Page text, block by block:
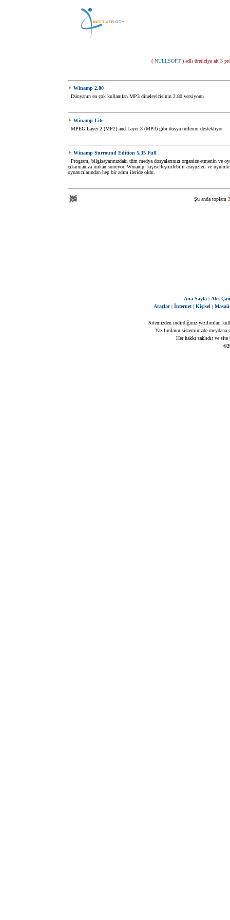
( NULLSOFT) adlı üreticiye ait 3
Winamp 2.80
Dünyanın en çok kullanılan MP3 dineleyicisinin 2.80 versiyonu
Winamp Lite
MPEG Layer 2 (MP2) and Layer 3 (MP3) gibi dosya türlerini destekliyor
Winamp Surround Edition 5.35 Full
Program, bilgisayarınızdaki tüm medya dosyalarınızı organize etmenin ve
çıkarmanıza imkan sunuyor. Winamp, kişiselleştirilebilir arayüzleri ve
oynatıcılarından hep bir adım ileride oldu.
Şu anda toplam 3
Ana Sayfa| Alet
Araçlar| İnternet| Kişisel|
Sitemizden indirdiğiniz yazılımları
Yazılımların sisteminizde
Her hakkı saklıdır ve